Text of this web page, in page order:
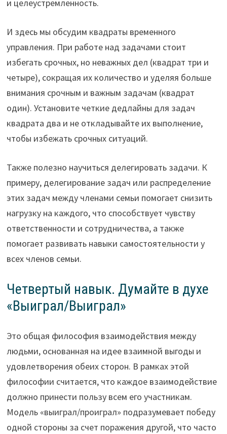
и целеустремленность.
И здесь мы обсудим квадраты временного
управления. При работе над задачами стоит
избегать срочных, но неважных дел (квадрат три и
четыре), сокращая их количество и уделяя больше
внимания срочным и важным задачам (квадрат
один). Установите четкие дедлайны для задач
квадрата два и не откладывайте их выполнение,
чтобы избежать срочных ситуаций.
Также полезно научиться делегировать задачи. К
примеру, делегирование задач или распределение
этих задач между членами семьи помогает снизить
нагрузку на каждого, что способствует чувству
ответственности и сотрудничества, а также
помогает развивать навыки самостоятельности у
всех членов семьи.
Четвертый навык. Думайте в духе
«Выиграл/Выиграл»
Это общая философия взаимодействия между
людьми, основанная на идее взаимной выгоды и
удовлетворения обеих сторон. В рамках этой
философии считается, что каждое взаимодействие
должно принести пользу всем его участникам.
Модель «выиграл/проиграл» подразумевает победу
одной стороны за счет поражения другой, что часто